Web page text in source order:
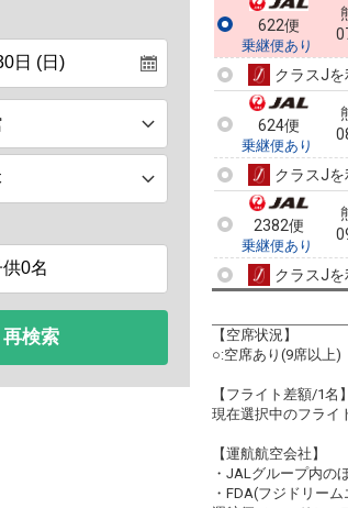
再検索
622便
乗継便あり
クラスJを
624便
乗継便あり
クラスJを
2382便
乗継便あり
クラスJを
626便
乗継便あり
626便
乗継便あり
クラスJ
【空席状況】
○:空席あり(9席以
【フライト差額/1名】
現在選択中のフライ
【運航航空会社】
・JALグループ内の
・FDA(フジドリー